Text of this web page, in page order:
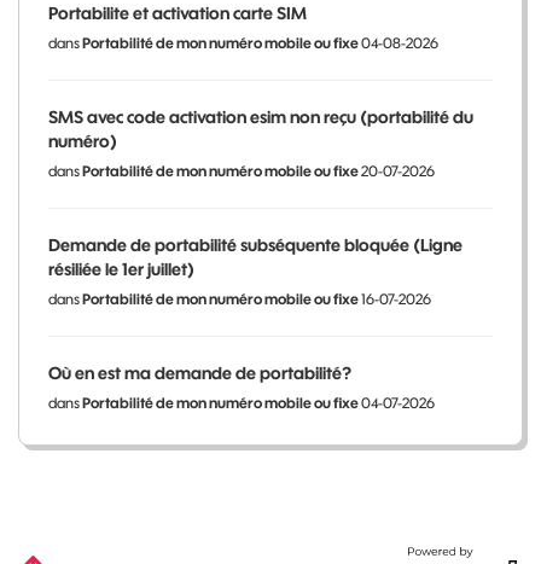
Portabilite et activation carte SIM
dansPortabilité de mon numéro mobile ou fixe04-08-2026
SMS avec code activation esim non reçu (portabilité du
numéro)
dansPortabilité de mon numéro mobile ou fixe20-07-2026
Demande de portabilité subséquente bloquée (Ligne
résiliée le 1er juillet)
dansPortabilité de mon numéro mobile ou fixe16-07-2026
Où en est ma demande de portabilité?
dansPortabilité de mon numéro mobile ou fixe04-07-2026